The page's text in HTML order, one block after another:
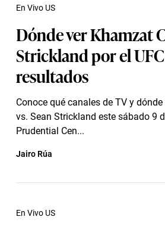
Dónde ver Khamzat
Strickland por el
resultados
Conoce qué canales de TV y
vs. Sean Strickland este sábado 9
Prudential Cen...
En Vivo US
Jairo Rúa
En Vivo US